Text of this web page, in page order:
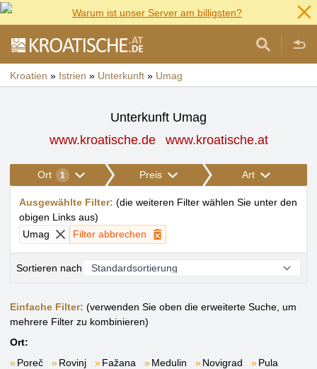
Warum ist unser Server am billigsten?
Kroatien » Istrien » Unterkunft » Umag
Unterkunft Umag
www.kroatische.de
www.kroatische.at
Ort 1 Preis Art
Ausgewählte Filter: (die weiteren Filter wählen Sie unter den
obigen Links aus)
Umag
Filter abbrechen
Sortieren nach
Einfache Filter: (verwenden Sie oben die erweiterte Suche, um
mehrere Filter zu kombinieren)
Ort:
Poreč
Rovinj Fažana Medulin Novigrad
Pula